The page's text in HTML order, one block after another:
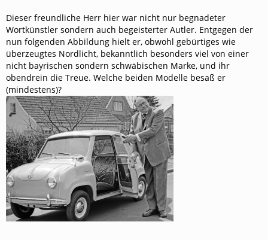
Dieser freundliche Herr hier war nicht nur begnadeter
Wortkünstler sondern auch begeisterter Autler. Entgegen der
nun folgenden Abbildung hielt er, obwohl gebürtiges wie
überzeugtes Nordlicht, bekanntlich besonders viel von einer
nicht bayrischen sondern schwäbischen Marke, und ihr
obendrein die Treue. Welche beiden Modelle besaß er
(mindestens)?